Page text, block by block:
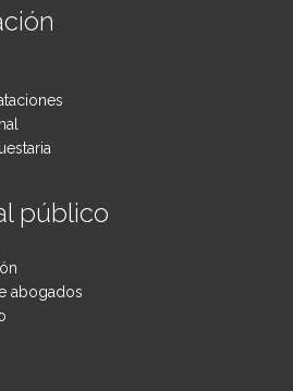
público
abogados